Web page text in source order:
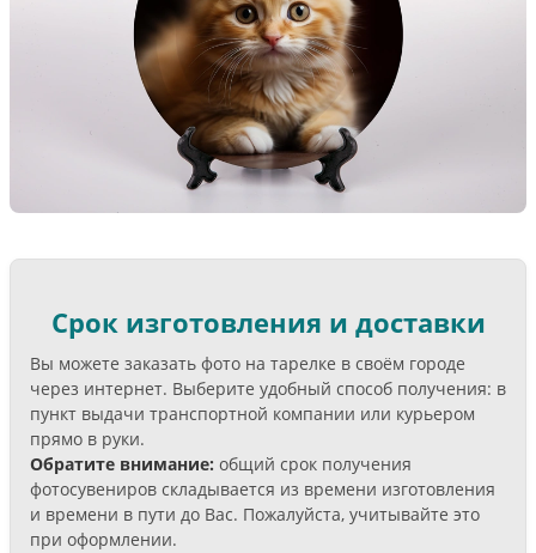
Срок изготовления и доставки
Вы можете заказать фото на тарелке в своём городе
через интернет. Выберите удобный способ получения: в
пункт выдачи транспортной компании или курьером
прямо в руки.
Обратите внимание: общий срок получения
фотосувениров складывается из времени изготовления
и времени в пути до Вас. Пожалуйста, учитывайте это
при оформлении.